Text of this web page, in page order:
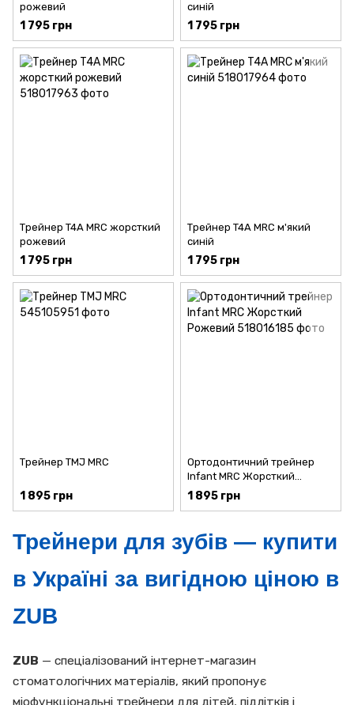
рожевий
1 795 грн
синій
1 795 грн
Трейнер T4A MRC жорсткий
рожевий
1 795 грн
Трейнер T4A MRC м'який
синій
1 795 грн
Трейнер ТМЈ MRC
1 895 грн
Ортодонтичний трейнер
Infant MRC Жорсткий
Рожевий
1 895 грн
Трейнери для зубів — купити
в Україні за вигідною ціною в
ZUB
ZUB — спеціалізований інтернет-магазин
стоматологічних матеріалів, який пропонує
міофункціональні трейнери для дітей, підлітків і